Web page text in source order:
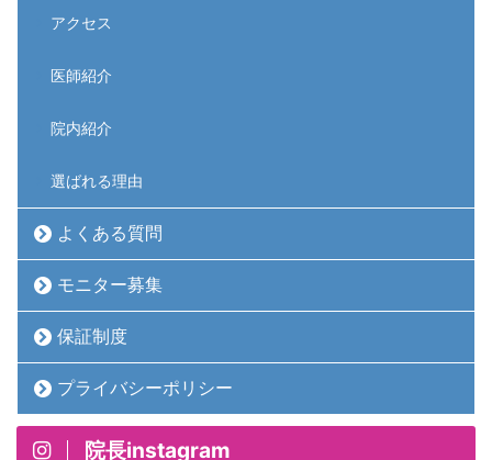
アクセス
医師紹介
院内紹介
選ばれる理由
よくある質問
モニター募集
保証制度
プライバシーポリシー
院長instagram